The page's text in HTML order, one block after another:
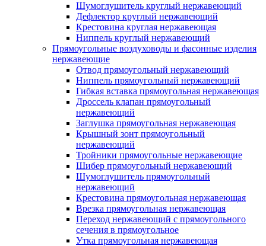
Шумоглушитель круглый нержавеющий
Дефлектор круглый нержавеющий
Крестовина круглая нержавеющая
Ниппель круглый нержавеющий
Прямоугольные воздуховоды и фасонные изделия
нержавеющие
Отвод прямоугольный нержавеющий
Ниппель прямоугольный нержавеющий
Гибкая вставка прямоугольная нержавеющая
Дроссель клапан прямоугольный
нержавеющий
Заглушка прямоугольная нержавеющая
Крышный зонт прямоугольный
нержавеющий
Тройники прямоугольные нержавеющие
Шибер прямоугольный нержавеющий
Шумоглушитель прямоугольный
нержавеющий
Крестовина прямоугольная нержавеющая
Врезка прямоугольная нержавеющая
Переход нержавеющий с прямоугольного
сечения в прямоугольное
Утка прямоугольная нержавеющая